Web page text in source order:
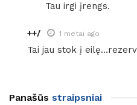
Tau irgi įrengs.
++/ 1 metai ago
Tai jau stok į
Panašūs straipsniai